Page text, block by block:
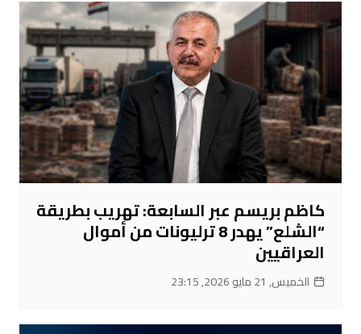
كاظم بريسم عبر السابعة: تهريب بطريقة
“الشلع” يهدر 8 ترليونات من أموال
العراقيين
الخميس, 21 مايو 2026, 23:15